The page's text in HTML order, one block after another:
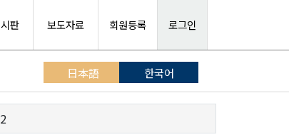
판 보도자료 회원등록 로그인
日本語 한국어